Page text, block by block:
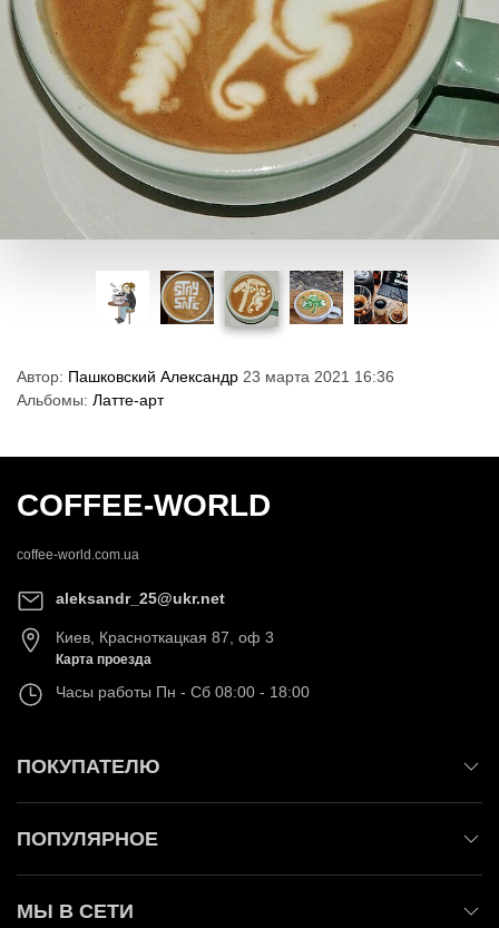
Автор: Пашковский Александр 23 марта 2021 16:36
Альбомы: Латте-арт
COFFEE-WORLD
coffee-world.com.ua
aleksandr_25@ukr.net
Киев Красноткацкая 87, оф 3
Карта проезда
Часы работы Пн - Сб 08:00 - 18:00
ПОКУПАТЕЛЮ
ПОПУЛЯРНОЕ
МЫ В СЕТИ